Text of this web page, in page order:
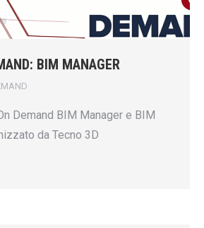
BIM MANAGER
Demand BIM Manager e BIM
da Tecno 3D